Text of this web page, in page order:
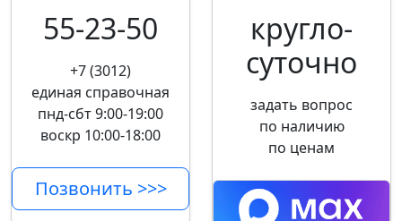
55-23-50
+7 (3012)
единая справочная
пнд-сбт 9:00-19:00
воскр 10:00-18:00
Позвонить >>>
кругло­
суточно
задать вопрос
по наличию
по ценам